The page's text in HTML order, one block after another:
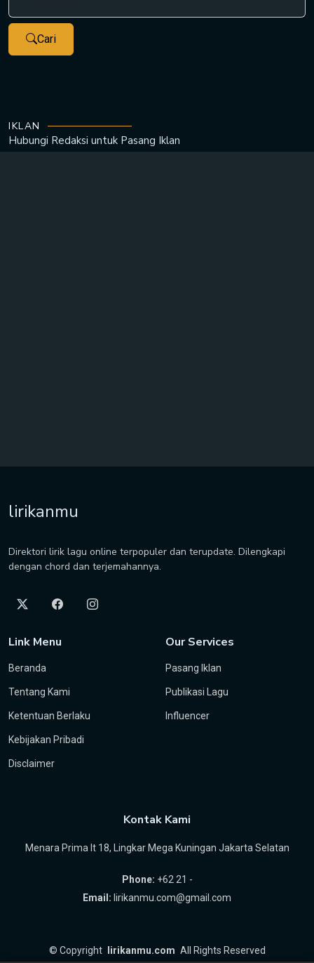
Cari
IKLAN
Hubungi Redaksi untuk Pasang Iklan
lirikanmu
Direktori lirik lagu online terpopuler dan terupdate. Dilengkapi
dengan chord dan terjemahannya.
Link Menu
Beranda
Tentang Kami
Ketentuan Berlaku
Kebijakan Pribadi
Disclaimer
Our Services
Pasang Iklan
Publikasi Lagu
Influencer
Kontak Kami
Menara Prima lt 18, Lingkar Mega Kuningan Jakarta Selatan
Phone: +62 21 -
Email: lirikanmu.com@gmail.com
© Copyright lirikanmu.com All Rights Reserved